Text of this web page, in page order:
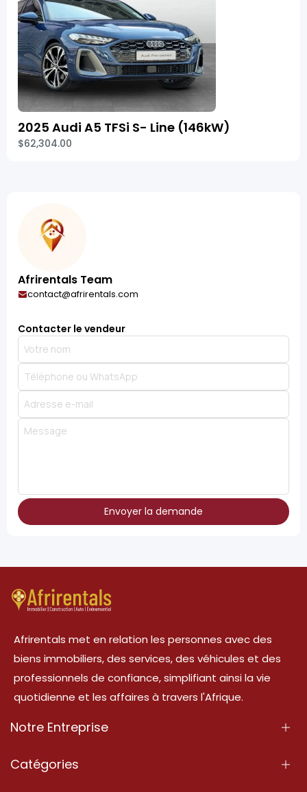
2025 Audi A5 TFSi S- Line (146kW)
$62,304.00
Afrirentals Team
contact@afrirentals.com
Contacter le vendeur
Envoyer la demande
Afrirentals met en relation les personnes avec des
biens immobiliers, des services, des véhicules et des
professionnels de confiance, simplifiant ainsi la vie
quotidienne et les affaires à travers l'Afrique.
Notre Entreprise
À Propos
Catégories